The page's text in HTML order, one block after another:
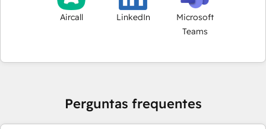
Aircall LinkedIn
Microsoft
Teams
Perguntas frequentes